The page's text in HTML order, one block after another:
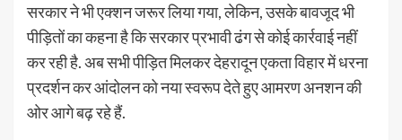
सरकार ने भी एक्शन जरूर लिया गया, लेकिन, उसके बावजूद भी
पीड़ितों का कहना है कि सरकार प्रभावी ढंग से कोई कार्रवाई नहीं
कर रही है. अब सभी पीड़ित मिलकर देहरादून एकता विहार में धरना
प्रदर्शन कर आंदोलन को नया स्वरूप देते हुए आमरण अनशन की
ओर आगे बढ़ रहे हैं.